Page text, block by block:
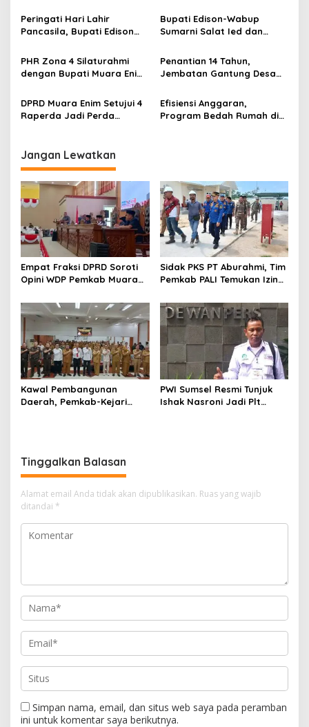
o
Usaha kepada 200
Mustahik
Peringati Hari Lahir
Pancasila, Bupati Edison
Perkokoh Persatuan dan
Kawal Pembangunan
Bupati Edison-Wabup
Sumarni Salat Ied dan
di Masjid Agung
PHR Zona 4 Silaturahmi
dengan Bupati Muara Enim
Sinergi Dukung Ketahanan
Energi Nasional
Penantian 14 Tahun,
Jembatan Gantung Desa
DPRD Muara Enim Setujui 4
Raperda Jadi Perda
Efisiensi Anggaran,
Program Bedah Rumah di
Jangan Lewatkan
Empat Fraksi DPRD Soroti
Opini WDP Pemkab Muara
Kelola Keuangan
Sidak PKS PT Aburahmi, Tim
Pemkab PALI Temukan Izin
Kawal Pembangunan
Daerah, Pemkab-Kejari
PWI Sumsel Resmi Tunjuk
Ishak Nasroni Jadi Plt
Tinggalkan Balasan
Alamat email Anda tidak akan dipublikasikan. Ruas yang wajib
ditandai *
Simpan nama, email, dan situs web saya pada peramban
ini untuk komentar saya berikutnya.